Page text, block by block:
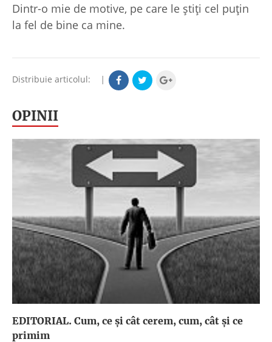
Dintr-o mie de motive, pe care le ştiţi cel puţin
la fel de bine ca mine.
Distribuie articolul: |
OPINII
EDITORIAL. Cum, ce şi cât cerem, cum, cât şi ce
primim